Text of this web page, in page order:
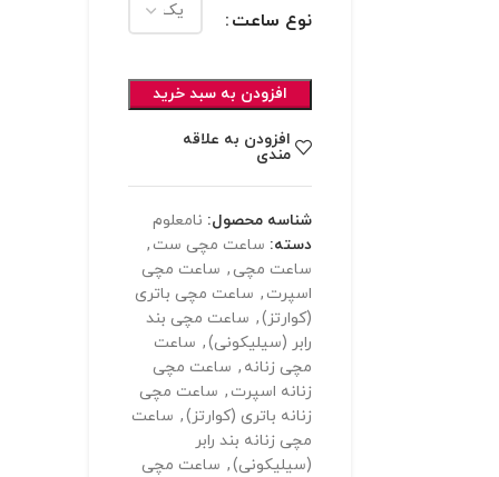
نوع ساعت
افزودن به سبد خرید
افزودن به علاقه
مندی
شناسه محصول: نامعلوم
دسته: ساعت مچی ست ,
ساعت مچی , ساعت مچی
اسپرت , ساعت مچی باتری
(کوارتز), ساعت مچی بند
رابر (سیلیکونی), ساعت
مچی زنانه , ساعت مچی
زنانه اسپرت , ساعت مچی
زنانه باتری (کوارتز), ساعت
مچی زنانه بند رابر
(سیلیکونی), ساعت مچی